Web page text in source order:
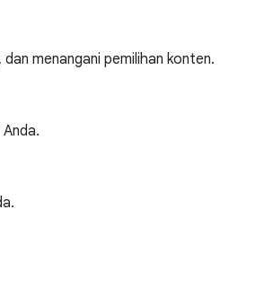
menangani pemilihan konten.